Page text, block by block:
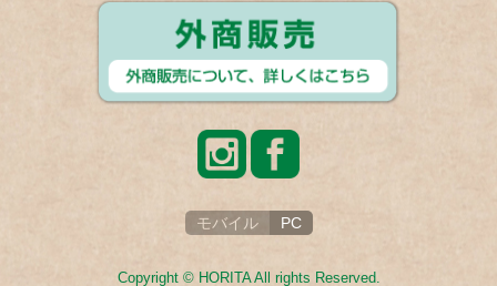
Copyright © HORITA All rights Reserved.
モバイル PC